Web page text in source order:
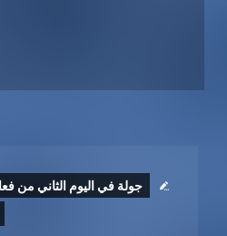
جولة في اليوم الثاني من